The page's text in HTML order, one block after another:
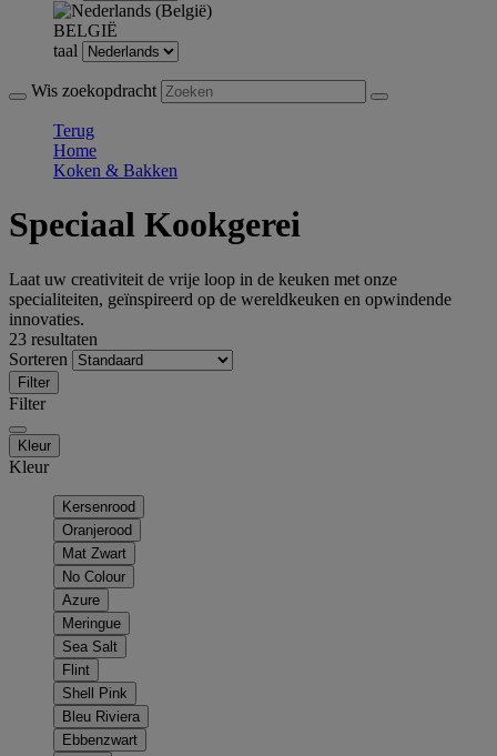
BELGIË
taal
Wis zoekopdracht
Terug
Home
Koken & Bakken
Speciaal Kookgerei
Laat uw creativiteit de vrije loop in de keuken met onze
specialiteiten, geïnspireerd op de wereldkeuken en opwindende
innovaties.
23 resultaten
Sorteren
Filter
Filter
Kleur
Kleur
Kersenrood
Oranjerood
Mat Zwart
No Colour
Azure
Meringue
Sea Salt
Flint
Shell Pink
Bleu Riviera
Ebbenzwart